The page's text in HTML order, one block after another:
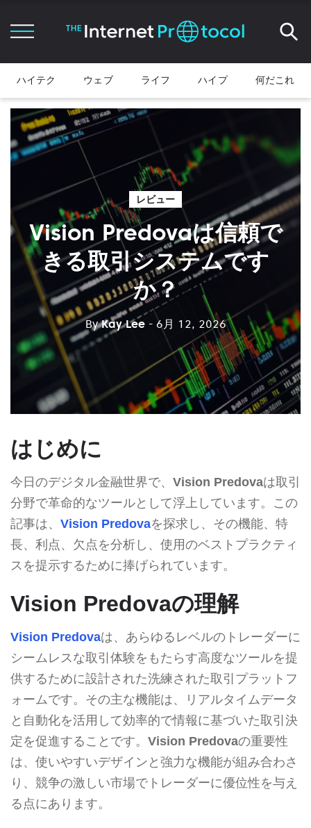
ハイテク ウェブ ライフ ハイプ 何だこれ
レビュー
Vision Predovaは信頼で
きる取引システムです
か？
ByKay Lee - 6月 12, 2026
はじめに
今日のデジタル金融世界で、 Vision Predovaは取引
分野で革命的なツールとして浮上しています。この
記事は、 Vision Predovaを探求し、その機能、特
長、利点、欠点を分析し、使用のベストプラクティ
スを提示するために捧げられています。
Vision Predovaの理解
Vision Predovaは、あらゆるレベルのトレーダーに
シームレスな取引体験をもたらす高度なツールを提
供するために設計された洗練された取引プラットフ
ォームです。その主な機能は、リアルタイムデータ
と自動化を活用して効率的で情報に基づいた取引決
定を促進することです。 Vision Predovaの重要性
は、使いやすいデザインと強力な機能が組み合わさ
り、競争の激しい市場でトレーダーに優位性を与え
る点にあります。